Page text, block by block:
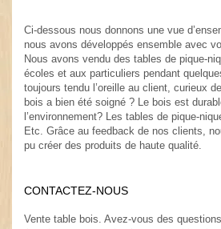
Ci-dessous nous donnons une vue
nous avons développés ensemble avec
Nous avons vendu des tables de pique-
écoles et aux particuliers pendant
toujours tendu l’oreille au client, curieux
bois a bien été soigné ? Le bois est
l’environnement? Les tables de pique-
Etc. Grâce au feedback de nos clients,
pu créer des produits de haute qualité.
CONTACTEZ-NOUS
Vente table bois. Avez-vous des